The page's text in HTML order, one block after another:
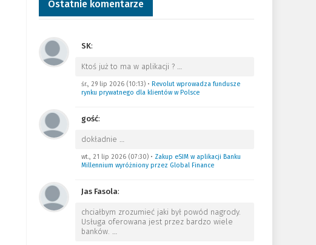
Ostatnie komentarze
SK:
Ktoś już to ma w aplikacji ? …
śr., 29 lip 2026 (10:13)• Revolut wprowadza fundusze
rynku prywatnego dla klientów w Polsce
gość:
dokładnie …
wt., 21 lip 2026 (07:30)• Zakup eSIM w aplikacji Banku
Millennium wyróżniony przez Global Finance
Jas Fasola:
chciałbym zrozumieć jaki był powód nagrody.
Usługa oferowana jest przez bardzo wiele
banków. …